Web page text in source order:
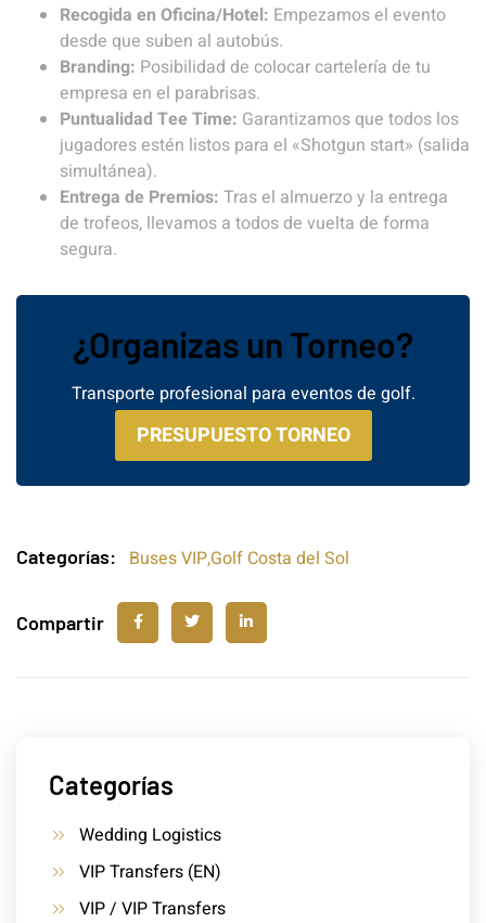
Categorías
Wedding Logistics
VIP Transfers (EN)
VIP / VIP Transfers
Recogida en Oficina/Hotel: Empezamos el evento
desde que suben al autobús.
Branding: Posibilidad de colocar cartelería de tu
empresa en el parabrisas.
Puntualidad Tee Time: Garantizamos que todos los
jugadores estén listos para el «Shotgun start» (salida
simultánea).
Entrega de Premios: Tras el almuerzo y la entrega
de trofeos, llevamos a todos de vuelta de forma
segura.
¿Organizas un Torneo?
Transporte profesional para eventos de golf.
PRESUPUESTO TORNEO
Categorías: Buses VIP,Golf Costa del Sol
Compartir